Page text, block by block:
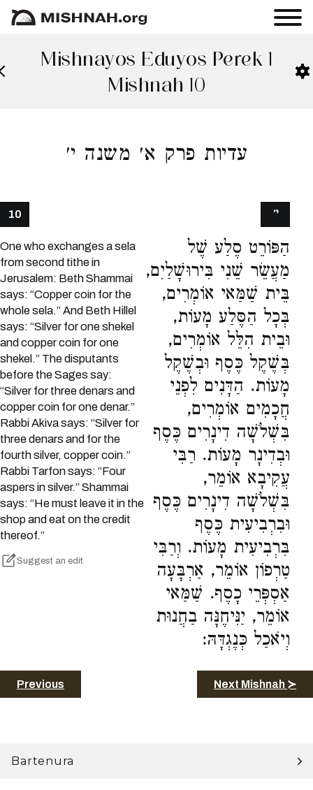
Mishnayos Eduyos Perek 1
Mishnah 10
עדיות פרק א׳ משנה י׳
10
One who exchanges a sela
from second tithe in
Jerusalem: Beth Shammai
says: “Copper coin for the
whole sela.” And Beth Hillel
says: “Silver for one shekel
and copper coin for one
shekel.” The disputants
before the Sages say:
“Silver for three denars and
copper coin for one denar.”
Rabbi Akiva says: “Silver for
three denars and for the
fourth silver, copper coin.”
Rabbi Tarfon says: “Four
aspers in silver.” Shammai
says: “He must leave it in the
shop and eat on the credit
thereof.”
Suggest an edit
הַפּוֹרֵט סֶלַע שֶׁל
מַעֲשֵׂר שֵׁנִי בִּירוּשָׁלַיִם,
בֵּית שַׁמַּאי אוֹמְרִים,
בְּכָל הַסֶּלַע מָעוֹת,
וּבֵית הִלֵּל אוֹמְרִים,
בְּשֶׁקֶל כֶּסֶף וּבְשֶׁקֶל
מָעוֹת. הַדָּנִים לִפְנֵי
חֲכָמִים אוֹמְרִים,
בִּשְׁלֹשָׁה דִינָרִים כֶּסֶף
וּבְדִינָר מָעוֹת. רַבִּי
עֲקִיבָא אוֹמֵר,
בִּשְׁלֹשָׁה דִינָרִים כֶּסֶף
וּבִרְבִיעִית כֶּסֶף
בִּרְבִיעִית מָעוֹת. וְרַבִּי
טַרְפוֹן אוֹמֵר, אַרְבָּעָה
אַסְפְּרֵי כָסֶף. שַׁמַּאי
אוֹמֵר, יַנִּיחֶנָּה בַחֲנוּת
וְיֹאכַל כְּנֶגְדָּהּ:
י׳
Previous Next Mishnah ≻
Bartenura